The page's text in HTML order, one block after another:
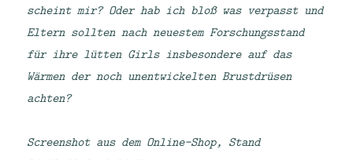
scheint mir? Oder hab ich bloß was verpasst und
Eltern sollten nach neuestem Forschungsstand
für ihre lütten Girls insbesondere auf das
Wärmen der noch unentwickelten Brustdrüsen
achten?
Screenshot aus dem Online-Shop, Stand